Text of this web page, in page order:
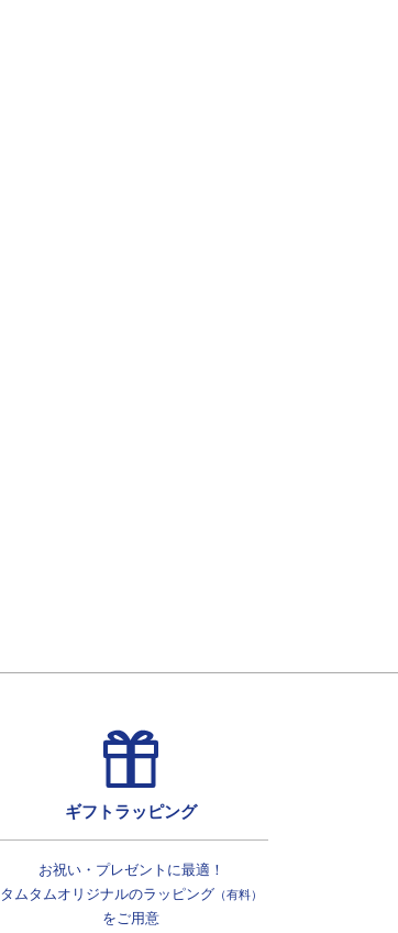
ギフトラッピング
お祝い・プレゼントに最適！
タムタムオリジナルのラッピング（有料）
をご用意